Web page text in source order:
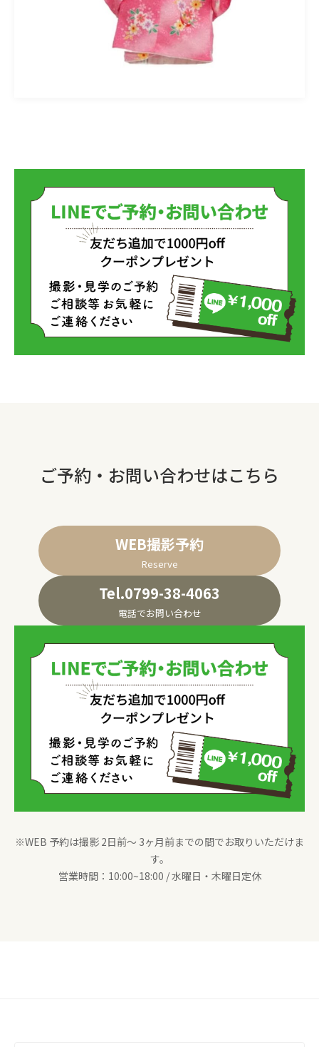
ご予約・お問い合わせはこちら
WEB撮影予約
Reserve
Tel.0799-38-4063
電話でお問い合わせ
※WEB 予約は撮影 2日前〜 3ヶ月前までの間でお取りいただけま
す。
営業時間：10:00~18:00 / 水曜日・木曜日定休